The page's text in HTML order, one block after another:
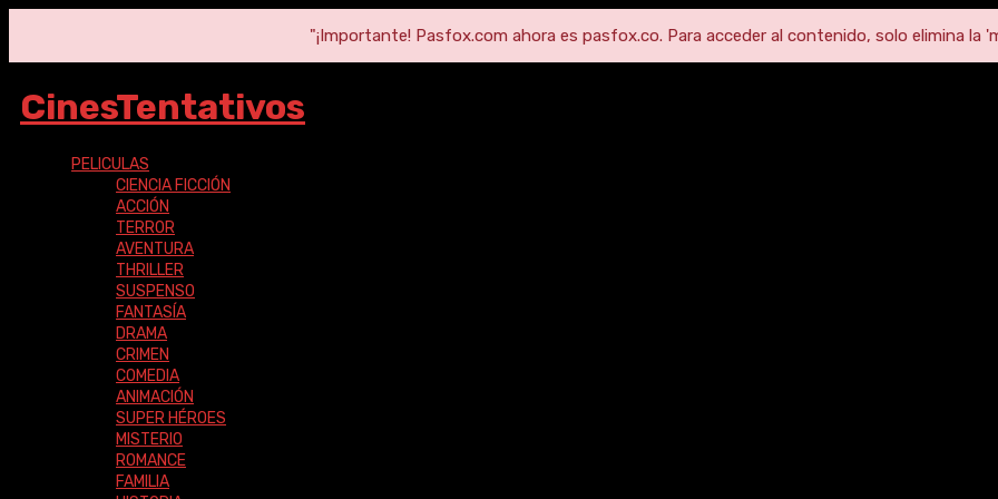
"¡Importante! Pasfox.com ahora es pasfox.co. Para acceder al contenido, solo elimina la
CinesTentativos
PELICULAS
CIENCIA FICCIÓN
ACCIÓN
TERROR
AVENTURA
THRILLER
SUSPENSO
FANTASÍA
DRAMA
CRIMEN
COMEDIA
ANIMACIÓN
SUPER HÉROES
MISTERIO
ROMANCE
FAMILIA